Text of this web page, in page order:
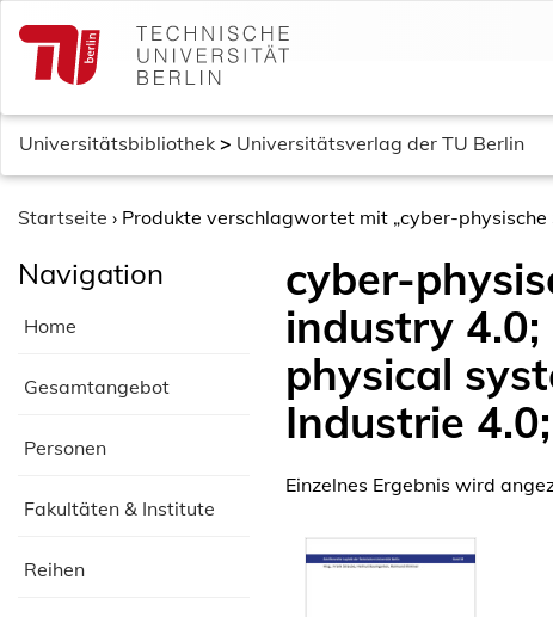
c
Universitätsbibliothek > Universitätsverlag der TU Berlin
Startseite › Produkte verschlagwortet mit „cyber-
Navigation
Home
Gesamtangebot
Personen
Fakultäten & Institute
Reihen
cyber-
industry
physical
Industrie
Einzelnes Ergebnis wird